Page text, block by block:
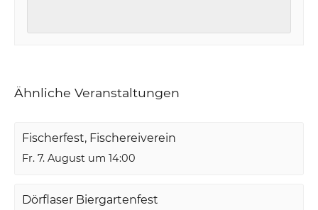
Ähnliche Veranstaltungen
Fischerfest, Fischereiverein
Fr. 7. August um 14:00
Dörflaser Biergartenfest